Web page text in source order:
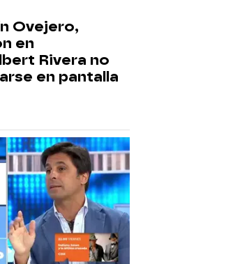
Ovejero,
en
Rivera no
en pantalla